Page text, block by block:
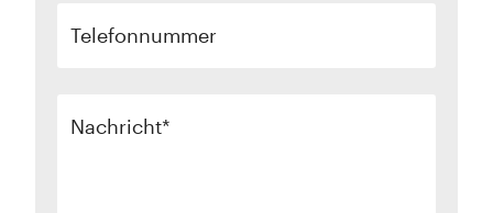
Telefonnummer
Nachricht